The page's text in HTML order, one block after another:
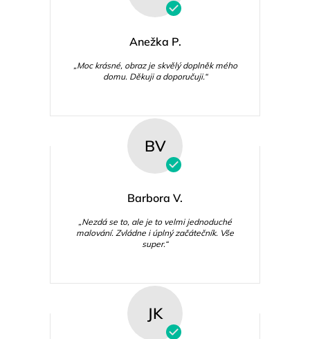
Anežka P.
„Moc krásné, obraz je skvělý doplněk mého
domu. Děkuji a doporučuji.“
BV
Barbora V.
„Nezdá se to, ale je to velmi jednoduché
malování. Zvládne i úplný začátečník. Vše
super.“
JK